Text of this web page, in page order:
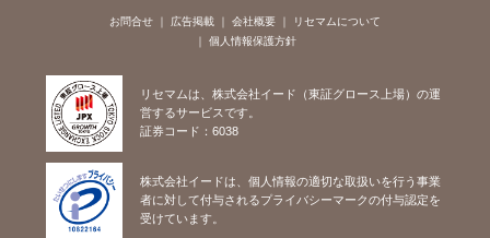
お問合せ 広告掲載 会社概要
リセマムについて
個人情報保護方針
リセマムは、株式会社イード（東証グロース上場）の運
営するサービスです。
証券コード：6038
株式会社イードは、個人情報の適切な取扱いを行う事業
者に対して付与されるプライバシーマークの付与認定を
受けています。